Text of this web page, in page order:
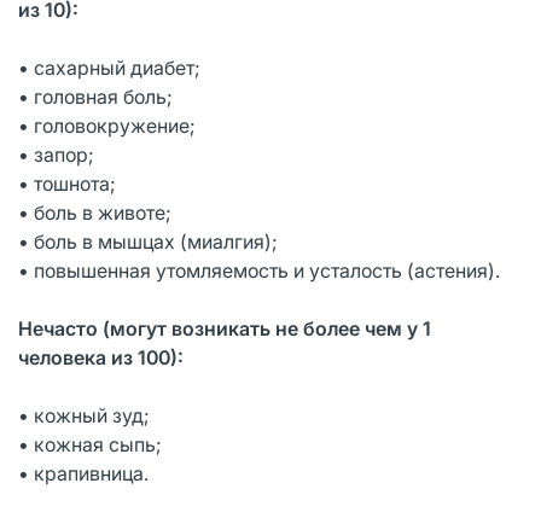
из 10):
• сахарный диабет;
• головная боль;
• головокружение;
• запор;
• тошнота;
• боль в животе;
• боль в мышцах (миалгия);
• повышенная утомляемость и усталость (астения).
Нечасто (могут возникать не более чем у 1
человека из 100):
• кожный зуд;
• кожная сыпь;
• крапивница.